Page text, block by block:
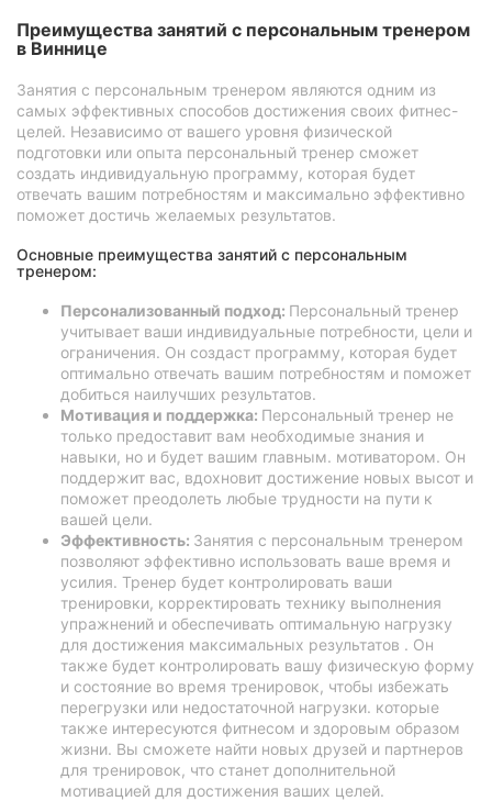
Преимущества занятий с персональным тренером
в Виннице
Занятия с персональным тренером являются одним из
самых эффективных способов достижения своих фитнес-
целей. Независимо от вашего уровня физической
подготовки или опыта персональный тренер сможет
создать индивидуальную программу, которая будет
отвечать вашим потребностям и максимально эффективно
поможет достичь желаемых результатов.
Основные преимущества занятий с персональным
тренером:
Персонализованный подход: Персональный тренер
учитывает ваши индивидуальные потребности, цели и
ограничения. Он создаст программу, которая будет
оптимально отвечать вашим потребностям и поможет
добиться наилучших результатов.
Мотивация и поддержка: Персональный тренер не
только предоставит вам необходимые знания и
навыки, но и будет вашим главным. мотиватором. Он
поддержит вас, вдохновит достижение новых высот и
поможет преодолеть любые трудности на пути к
вашей цели.
Эффективность: Занятия с персональным тренером
позволяют эффективно использовать ваше время и
усилия. Тренер будет контролировать ваши
тренировки, корректировать технику выполнения
упражнений и обеспечивать оптимальную нагрузку
для достижения максимальных результатов . Он
также будет контролировать вашу физическую форму
и состояние во время тренировок, чтобы избежать
перегрузки или недостаточной нагрузки. которые
также интересуются фитнесом и здоровым образом
жизни. Вы сможете найти новых друзей и партнеров
для тренировок, что станет дополнительной
мотивацией для достижения ваших целей.